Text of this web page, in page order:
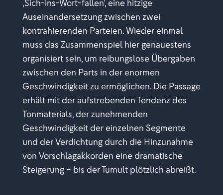
,Sich-ins-Wort-fallen‘, eine hitzige
Auseinandersetzung zwischen zwei
kontrahierenden Parteien. Wieder einmal
muss das Zusammenspiel hier genauestens
organisiert sein, um reibungslose Übergaben
zwischen den Parts in der enormen
Geschwindigkeit zu ermöglichen. Die Passage
erhält mit der aufstrebenden Tendenz des
Tonmaterials, der zunehmenden
Geschwindigkeit der einzelnen Segmente
und der Verdichtung durch die Hinzunahme
von Vorschlagakkorden eine dramatische
Steigerung – bis der Tumult plötzlich abreißt.